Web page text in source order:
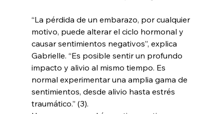
“La pérdida de un embarazo, por cualquier
motivo, puede alterar el ciclo hormonal y
causar sentimientos negativos”, explica
Gabrielle. “Es posible sentir un profundo
impacto y alivio al mismo tiempo. Es
normal experimentar una amplia gama de
sentimientos, desde alivio hasta estrés
traumático.” (3).